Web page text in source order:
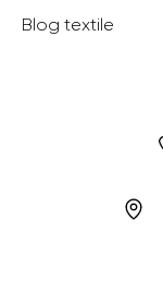
Blog textile